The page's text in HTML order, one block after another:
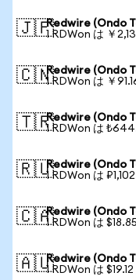
🇯🇵Redwire (Ondo
1 RDWon は ￥
🇨🇳Redwire (Ondo
1 RDWon は ￥
🇹🇷Redwire (Ondo
1 RDWon は
🇷🇺Redwire (Ondo
1 RDWon は
🇨🇦Redwire (Ondo
1 RDWon は
🇦🇺Redwire (Ondo
1 RDWon は